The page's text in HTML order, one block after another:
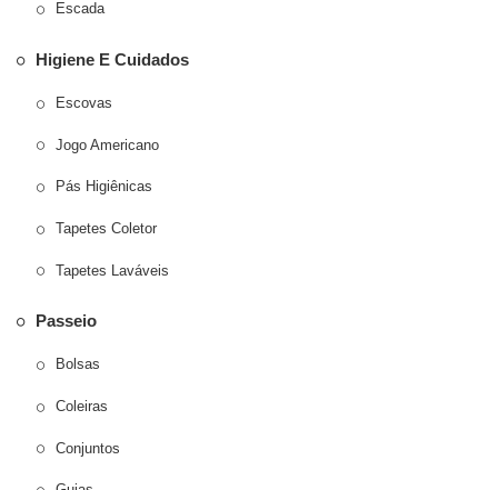
Escada
Higiene E Cuidados
Escovas
Jogo Americano
Pás Higiênicas
Tapetes Coletor
Tapetes Laváveis
Passeio
Bolsas
Coleiras
Conjuntos